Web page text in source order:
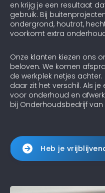
en krijg je een resultaat
gebruik. Bij
ondergrond, houtrot,
voorkomt extra
Onze klanten kiezen ons
beloven. We komen
de werkplek netjes
daar zit het verschil. Als
voor onderhoud en
bij Onderhoudsbedrijf van
Heb je